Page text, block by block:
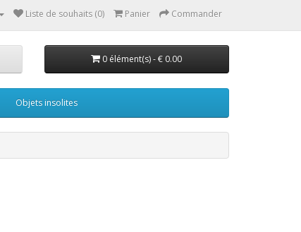
Liste de souhaits (0) Panier Commander
0 élément(s) - € 0.00
Objets insolites